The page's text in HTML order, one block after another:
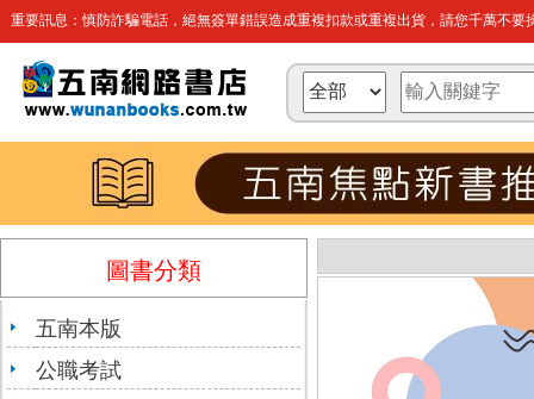
重要訊息：慎防詐騙電話，絕無簽單錯誤造成重複扣款或重複出貨，請您千萬不要
圖書分類
五南本版
公職考試